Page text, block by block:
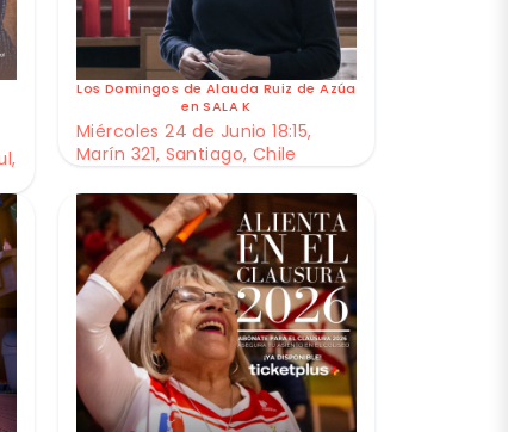
Los Domingos de Alauda Ruiz de Azúa
en SALA K
Miércoles 24 de Junio 18:15,
Marín 321, Santiago, Chile